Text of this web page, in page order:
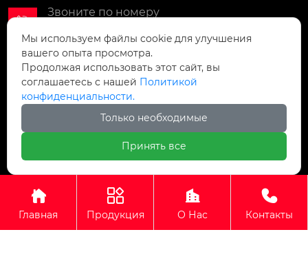

Звоните по номеру

Мы в сети
Gaorui708@gmail.com
Мы находимся
№ 15, улица Хунту, уезд Нинцзинь, город
Дэчжоу, провинция Шаньдун
Оборудования Машин

Главная

Продукция

О Нас

Контакты
Мы используем файлы cookie для улучшения
вашего опыта просмотра.
Продолжая использовать этот сайт, вы
соглашаетесь с нашей Политикой
конфиденциальности.
Только необходимые
Принять все